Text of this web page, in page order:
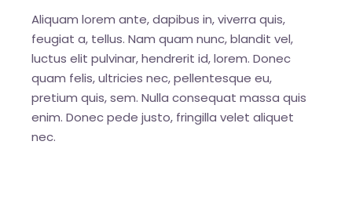
Aliquam lorem ante, dapibus in, viverra quis,
feugiat a, tellus. Nam quam nunc, blandit vel,
luctus elit pulvinar, hendrerit id, lorem. Donec
quam felis, ultricies nec, pellentesque eu,
pretium quis, sem. Nulla consequat massa quis
enim. Donec pede justo, fringilla velet aliquet
nec.